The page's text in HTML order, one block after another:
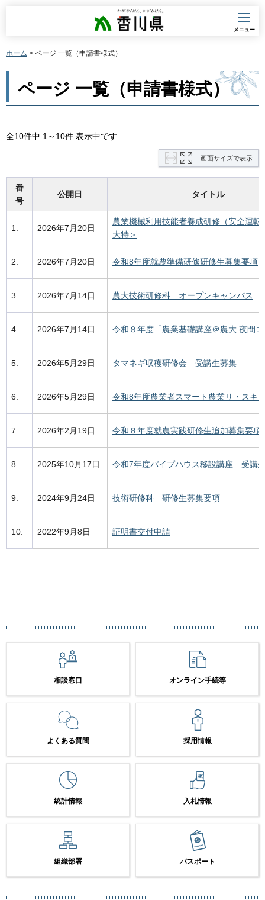
香川県
メニュー
ホーム > ページ 一覧（申請書様式）
ページ 一覧（申請書様式）
全10件中 1～10件 表示中です
画面サイズで表示
番
号
公開日 タイトル
1. 2026年7月20日
農業機械利用技能者養成研修（安全運転
大特＞
2. 2026年7月20日 令和8年度就農準備研修研修生募集要項
3. 2026年7月14日 農大技術研修科 オープンキャンパス
4. 2026年7月14日 令和８年度「農業基礎講座＠農大 夜間
5. 2026年5月29日 タマネギ収穫研修会 受講生募集
6. 2026年5月29日 令和8年度農業者スマート農業リ・スキ
7. 2026年2月19日 令和８年度就農実践研修生追加募集要項
8. 2025年10月17日 令和7年度パイプハウス移設講座 受講
9. 2024年9月24日 技術研修科 研修生募集要項
10. 2022年9月8日 証明書交付申請
相談窓口 オンライン手続等
よくある質問 採用情報
統計情報 入札情報
組織部署 パスポート